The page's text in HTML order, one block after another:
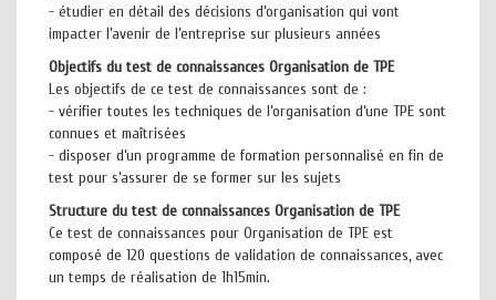
- étudier en détail des décisions d’organisation qui vont
impacter l’avenir de l’entreprise sur plusieurs années
Objectifs du test de connaissances Organisation de TPE
Les objectifs de ce test de connaissances sont de :
- vérifier toutes les techniques de l’organisation d’une TPE sont
connues et maîtrisées
- disposer d’un programme de formation personnalisé en fin de
test pour s’assurer de se former sur les sujets
Structure du test de connaissances Organisation de TPE
Ce test de connaissances pour Organisation de TPE est
composé de 120 questions de validation de connaissances, avec
un temps de réalisation de 1h15min.